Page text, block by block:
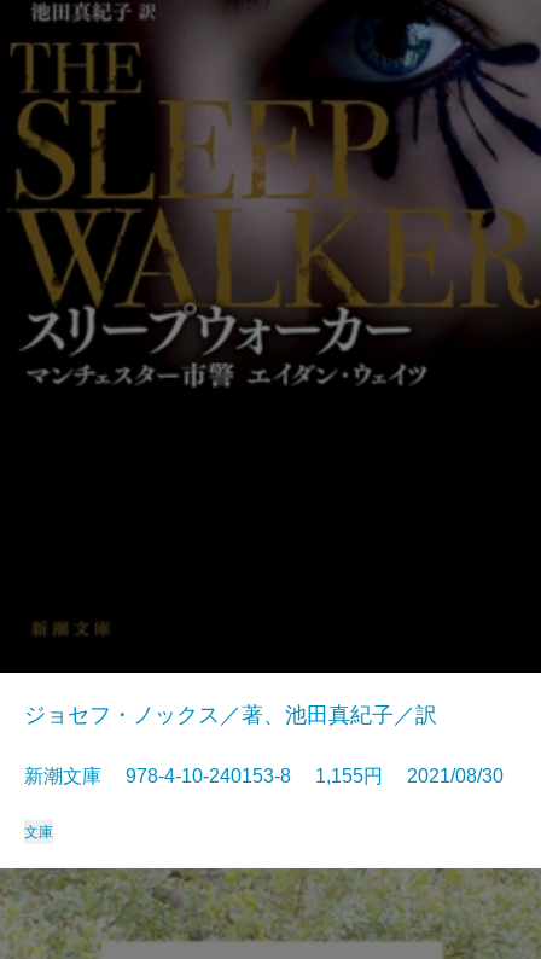
ジョセフ・ノックス／著、池田真紀子／訳
新潮文庫 978-4-10-240153-8 1,155円 2021/08/30
文庫